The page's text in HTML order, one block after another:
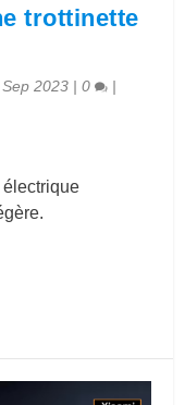
trottinette
Sep 2023 |0 |
électrique